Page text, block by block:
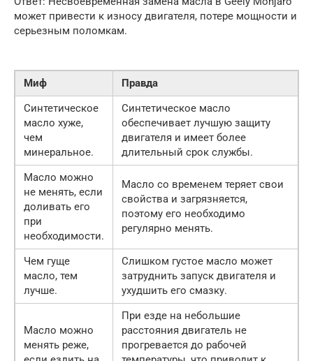
может привести к износу двигателя, потере мощности и
серьезным поломкам.
Миф
Правда
Синтетическое
масло хуже,
чем
минеральное.
Синтетическое масло
обеспечивает лучшую защиту
двигателя и имеет более
длительный срок службы.
Масло можно
не менять, если
доливать его
при
необходимости.
Масло со временем теряет свои
свойства и загрязняется,
поэтому его необходимо
регулярно менять.
Чем гуще
масло, тем
лучше.
Слишком густое масло может
затруднить запуск двигателя и
ухудшить его смазку.
Масло можно
менять реже,
При езде на небольшие
расстояния двигатель не
прогревается до рабочей